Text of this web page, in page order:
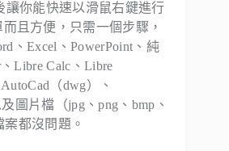
讓你能快速以滑鼠右鍵進行
且方便，只需一個步驟，
、Excel、PowerPoint、純
Libre Calc、Libre
（dwg）、
圖片檔（jpg、png、bmp、
都沒問題。